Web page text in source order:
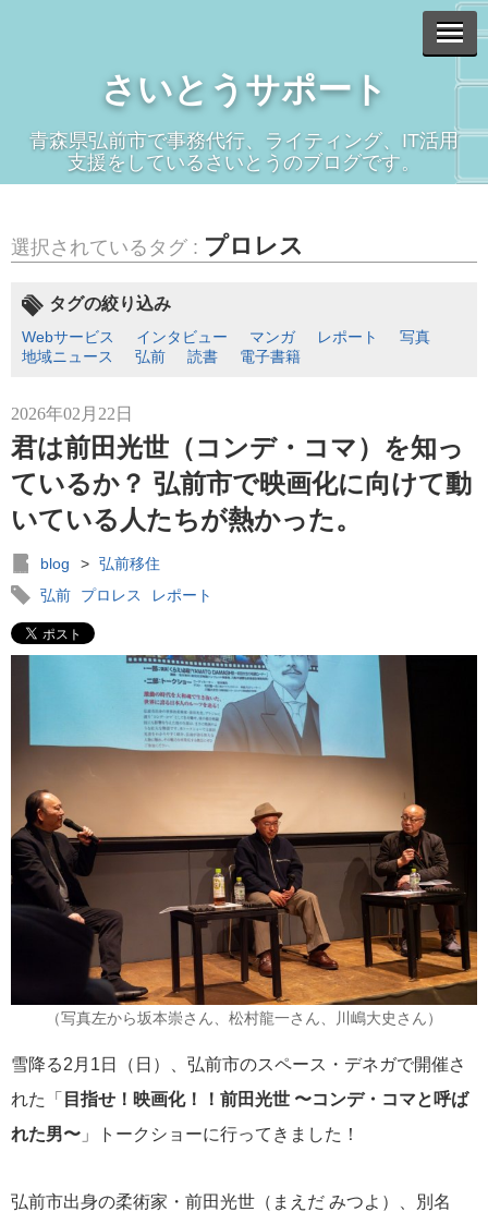
さいとうサポート
青森県弘前市で事務代行、ライティング、IT活用
支援をしているさいとうのブログです。
選択されているタグ : プロレス
タグの絞り込み
Webサービス インタビュー マンガ レポート
写真
地域ニュース
弘前 読書 電子書籍
2026年02月22日
君は前田光世（コンデ・コマ）を知っ
ているか？ 弘前市で映画化に向けて動
いている人たちが熱かった。
blog > 弘前移住
弘前
プロレス レポート
（写真左から坂本崇さん、松村龍一さん、川嶋大史さん）
雪降る2月1日（日）、弘前市のスペース・デネガで開催さ
れた「 目指せ！映画化！！前田光世 〜コンデ・コマと呼ば
れた男〜 」トークショーに行ってきました！
弘前市出身の柔術家・前田光世（まえだ みつよ）、別名